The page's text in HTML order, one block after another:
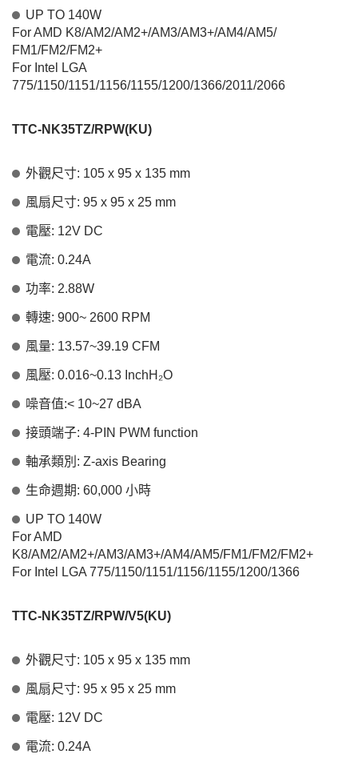
UP TO 140W
For AMD K8/AM2/AM2+/AM3/AM3+/AM4/AM5/
FM1/FM2/FM2+
For Intel LGA
775/1150/1151/1156/1155/1200/1366/2011/2066
TTC-NK35TZ/RPW(KU)
外觀尺寸: 105 x 95 x 135 mm
風扇尺寸: 95 x 95 x 25 mm
電壓: 12V DC
電流: 0.24A
功率: 2.88W
轉速: 900~ 2600 RPM
風量: 13.57~39.19 CFM
風壓: 0.016~0.13 InchH₂O
噪音值:< 10~27 dBA
接頭端子: 4-PIN PWM function
軸承類別: Z-axis Bearing
生命週期: 60,000 小時
UP TO 140W
For AMD
K8/AM2/AM2+/AM3/AM3+/AM4/AM5/FM1/FM2/FM2+
For Intel LGA 775/1150/1151/1156/1155/1200/1366
TTC-NK35TZ/RPW/V5(KU)
外觀尺寸: 105 x 95 x 135 mm
風扇尺寸: 95 x 95 x 25 mm
電壓: 12V DC
電流: 0.24A